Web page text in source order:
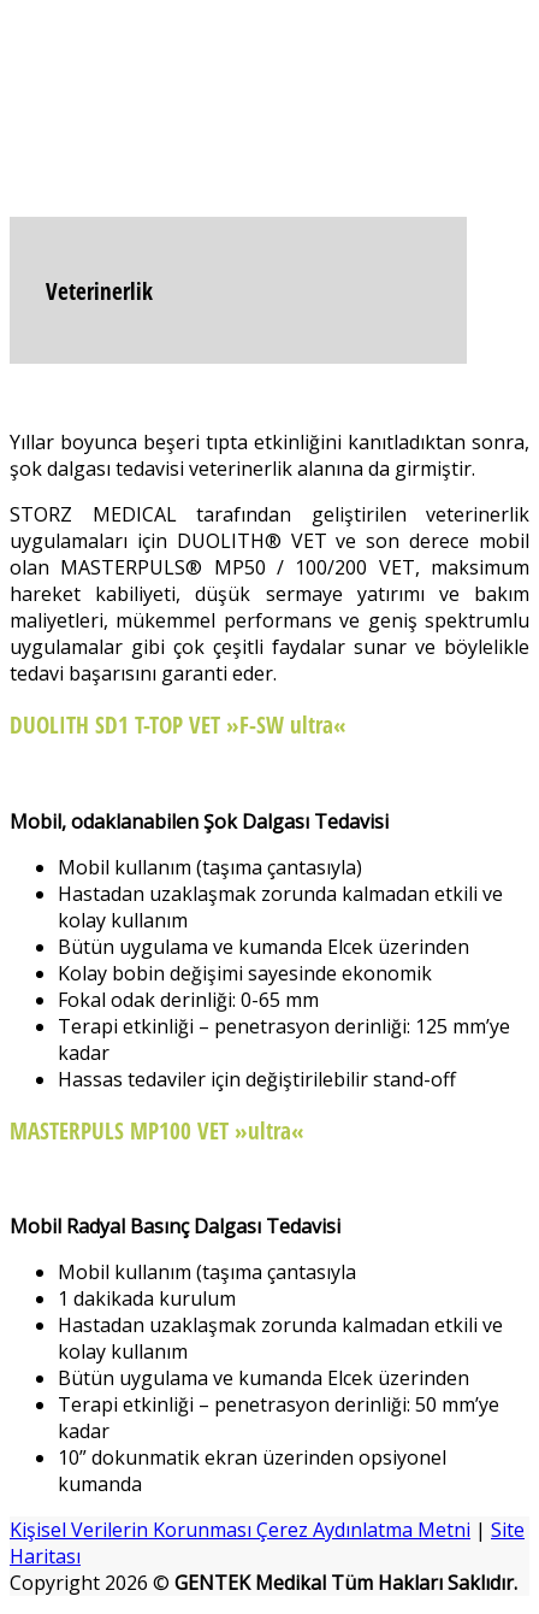
Veterinerlik
Yıllar boyunca beşeri tıpta etkinliğini kanıtladıktan sonra,
şok dalgası tedavisi veterinerlik alanına da girmiştir.
STORZ MEDICAL tarafından geliştirilen veterinerlik
uygulamaları için DUOLITH® VET ve son derece mobil
olan MASTERPULS® MP50 / 100/200 VET, maksimum
hareket kabiliyeti, düşük sermaye yatırımı ve bakım
maliyetleri, mükemmel performans ve geniş spektrumlu
uygulamalar gibi çok çeşitli faydalar sunar ve böylelikle
tedavi başarısını garanti eder.
DUOLITH SD1 T-TOP VET »F-SW ultra«
Mobil, odaklanabilen Şok Dalgası Tedavisi
Mobil kullanım (taşıma çantasıyla)
Hastadan uzaklaşmak zorunda kalmadan etkili ve
kolay kullanım
Bütün uygulama ve kumanda Elcek üzerinden
Kolay bobin değişimi sayesinde ekonomik
Fokal odak derinliği: 0-65 mm
Terapi etkinliği – penetrasyon derinliği: 125 mm’ye
kadar
Hassas tedaviler için değiştirilebilir stand-off
MASTERPULS MP100 VET »ultra«
Mobil Radyal Basınç Dalgası Tedavisi
Mobil kullanım (taşıma çantasıyla
1 dakikada kurulum
Hastadan uzaklaşmak zorunda kalmadan etkili ve
kolay kullanım
Bütün uygulama ve kumanda Elcek üzerinden
Terapi etkinliği – penetrasyon derinliği: 50 mm’ye
kadar
10” dokunmatik ekran üzerinden opsiyonel
kumanda
Kişisel Verilerin Korunması Çerez Aydınlatma Metni | Site
Haritası
Copyright 2026 © GENTEK Medikal Tüm Hakları Saklıdır.